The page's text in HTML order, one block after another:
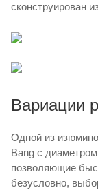
сконструирован
Вариации
Одной из
Bang с
позволяющие
безусловно,